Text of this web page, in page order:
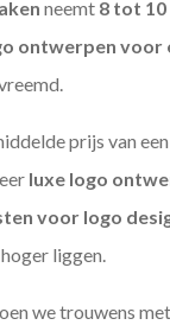
neemt 8 tot 10
ontwerpen voor
prijs van
luxe logo
voor logo
liggen.
we trouwens met